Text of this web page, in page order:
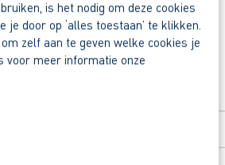
is het nodig om deze cookies
je door op ‘alles toestaan’ te klikken.
zelf aan te geven welke cookies je
voor meer informatie onze
via AB Vakwerk?
vast contract.
flexkrachten met een 9+.
vragen? App, bel of mail dan